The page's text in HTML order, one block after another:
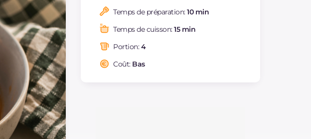
Temps de préparation:10 min
Temps de cuisson:15 min
Portion:4
Coût: Bas